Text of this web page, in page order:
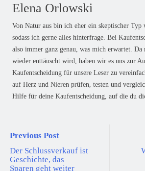
Elena Orlowski
Von Natur aus bin ich eher ein skeptischer Typ
sodass ich gerne alles hinterfrage. Bei
also immer ganz genau, was mich erwartet. Da
wieder enttäuscht wird, haben wir es uns zur
Kaufentscheidung für unsere Leser zu
auf Herz und Nieren prüfen, testen und
Hilfe für deine Kaufentscheidung, auf die du
Previous Post
Der Schlussverkauf ist
Geschichte, das
Sparen geht weiter